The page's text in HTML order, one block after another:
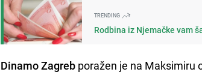
TRENDING
Rodbina iz Njemačke vam
Dinamo Zagreb poražen je na Maksimiru